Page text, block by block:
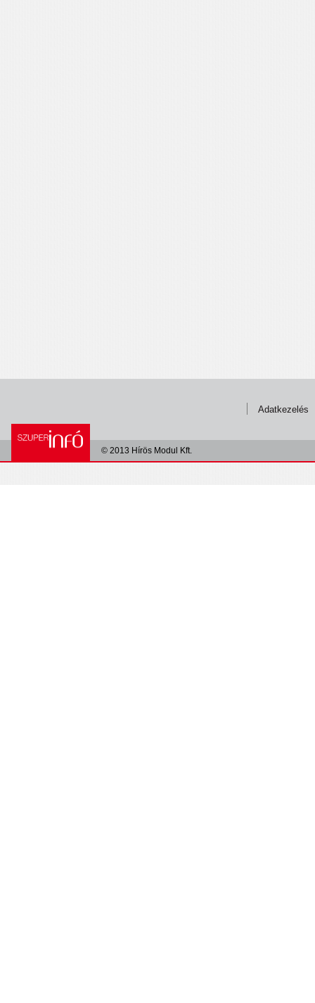
Adatkezelés
© 2013 Hírös Modul Kft.